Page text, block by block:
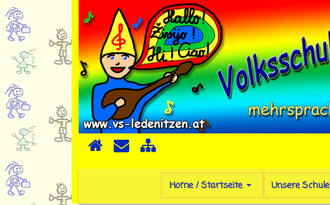
Home / Startseite Unsere Schule